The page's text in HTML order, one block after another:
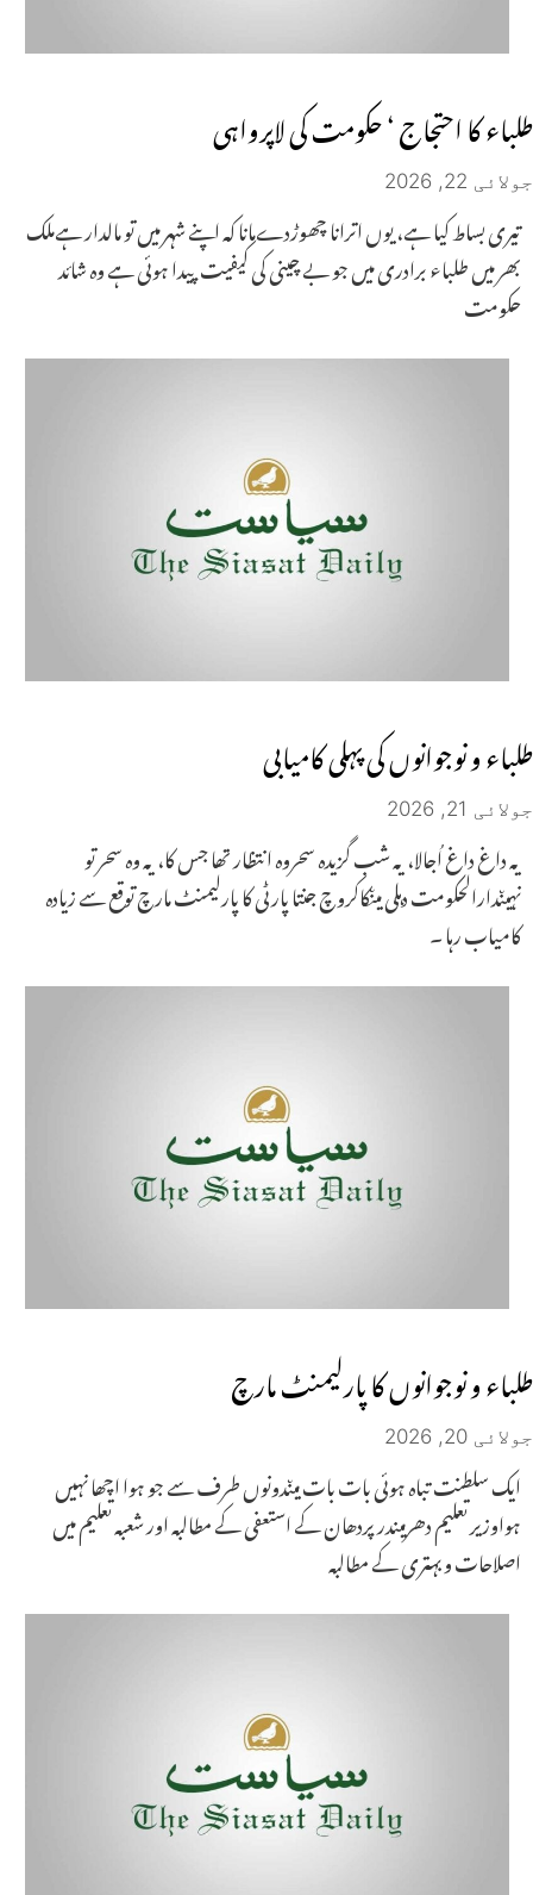
طلباء کا احتجاج ‘ حکومت کی لاپرواہی
جولائی 22, 2026
تیری بساط کیا ہے، یوں اترانا چھوڑدےمانا کہ اپنے شہر میں تو مالدار ہےملک
بھر میں طلباء برادری میں جو بے چینی کی کیفیت پیدا ہوئی ہے وہ شائد
حکومت
طلباء و نوجوانوں کی پہلی کامیابی
جولائی 21, 2026
یہ داغ داغ اُجالا، یہ شب گزیدہ سحروہ انتظار تھا جس کا، یہ وہ سحر تو
نہیںدارالحکومت دہلی میںکاکروچ جنتا پارٹی کا پارلیمنٹ مارچ توقع سے زیادہ
کامیاب رہا ۔
طلباء و نوجوانوں کا پارلیمنٹ مارچ
جولائی 20, 2026
ایک سلطنت تباہ ہوئی بات بات میںدونوں طرف سے جو ہوا اچھا نہیں
ہواوزیر تعلیم دھرمیندر پردھان کے استعفی کے مطالبہ اور شعبہ تعلیم میں
اصلاحات و بہتری کے مطالبہ